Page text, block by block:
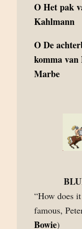
OHet pak
Kahlmann
ODe
komma van
Marbe
“How does
famous,
Bowie)